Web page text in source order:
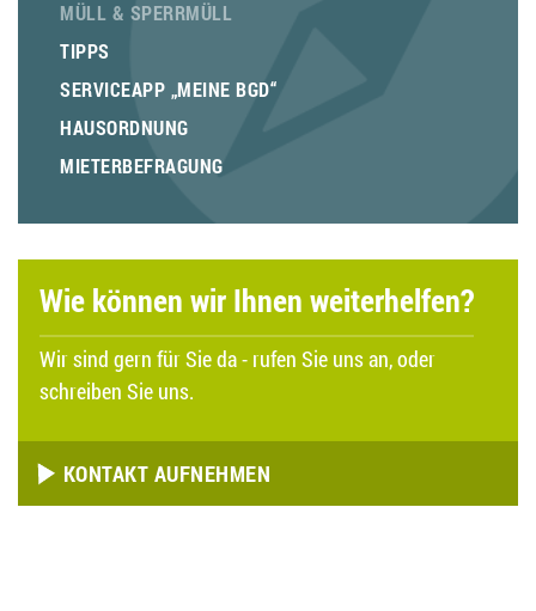
MÜLL & SPERRMÜLL
TIPPS
SERVICEAPP „MEINE BGD“
HAUSORDNUNG
MIETERBEFRAGUNG
Wie können wir Ihnen weiterhelfen?
Wir sind gern für Sie da - rufen Sie uns an, oder
schreiben Sie uns.
KONTAKT AUFNEHMEN